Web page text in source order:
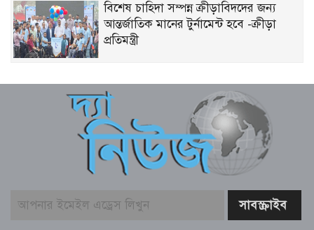
বিশেষ চাহিদা সম্পন্ন ক্রীড়াবিদদের জন্য
আন্তর্জাতিক মানের টুর্নামেন্ট হবে -ক্রীড়া
প্রতিমন্ত্রী
ফ্যান ও নেবুলাইজার বিতরণ
২০ আগস্ট নতুন রাষ্ট্রপতি নির্বাচন, তফসিল
ঘোষণা কমিশনের
শিকলমুক্ত গণতান্ত্রিক বাংলাদেশ গড়াই
আমাদের লক্ষ্য: তথ্য ও সম্প্রচার মন্ত্রী